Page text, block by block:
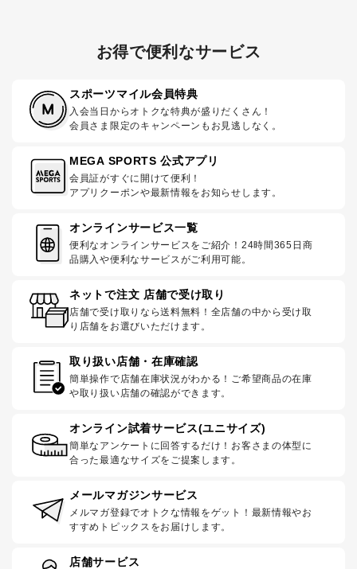
お得で便利なサービス
スポーツマイル会員特典
入会当日からオトクな特典が盛りだくさん！
会員さま限定のキャンペーンもお見逃しなく。
MEGA SPORTS 公式アプリ
会員証がすぐに開けて便利！
アプリクーポンや最新情報をお知らせします。
オンラインサービス一覧
便利なオンラインサービスをご紹介！24時間365日商
品購入や便利なサービスがご利用可能。
ネットで注文 店舗で受け取り
店舗で受け取りなら送料無料！全店舗の中から受け取
り店舗をお選びいただけます。
取り扱い店舗・在庫確認
簡単操作で店舗在庫状況がわかる！ご希望商品の在庫
や取り扱い店舗の確認ができます。
オンライン試着サービス(ユニサイズ)
簡単なアンケートに回答するだけ！お客さまの体型に
合った最適なサイズをご提案します。
メールマガジンサービス
メルマガ登録でオトクな情報をゲット！最新情報やお
すすめトピックスをお届けします。
店舗サービス